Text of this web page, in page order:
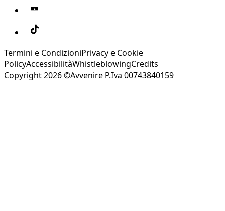
Termini e CondizioniPrivacy e Cookie
PolicyAccessibilitàWhistleblowingCredits
Copyright 2026 ©Avvenire P.Iva 00743840159